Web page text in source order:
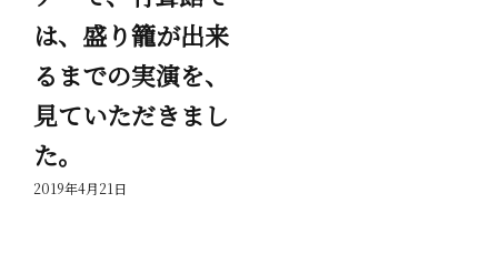
は、盛り籠が出来
るまでの実演を、
見ていただきまし
た。
2019年4月21日